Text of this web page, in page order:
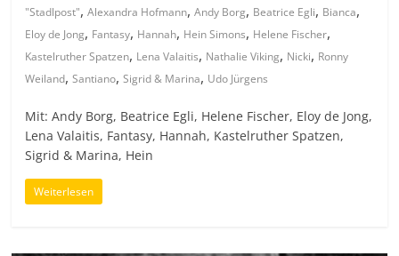
"Stadlpost",Alexandra Hofmann,Andy Borg, Beatrice Egli, Bianca,
Eloy de Jong, Fantasy, Hannah, Hein Simons, Helene Fischer,
Kastelruther Spatzen, Lena Valaitis, Nathalie Viking, Nicki, Ronny
Weiland,Santiano,Sigrid & Marina, Udo Jürgens
Mit: Andy Borg, Beatrice Egli, Helene Fischer, Eloy de Jong,
Lena Valaitis, Fantasy, Hannah, Kastelruther Spatzen,
Sigrid & Marina, Hein
Weiterlesen